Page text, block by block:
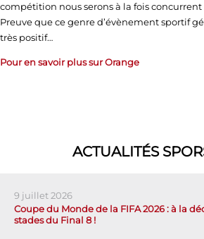
compétition nous serons à la fois
Preuve que ce genre d’évènement sportif
très positif…
Pour en savoir plus sur Orange
ACTUALITÉS
9 juillet 2026
Coupe du Monde de la FIFA 2026 : à la
stades du Final 8 !